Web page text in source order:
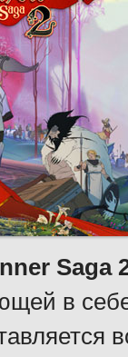
Saga
в